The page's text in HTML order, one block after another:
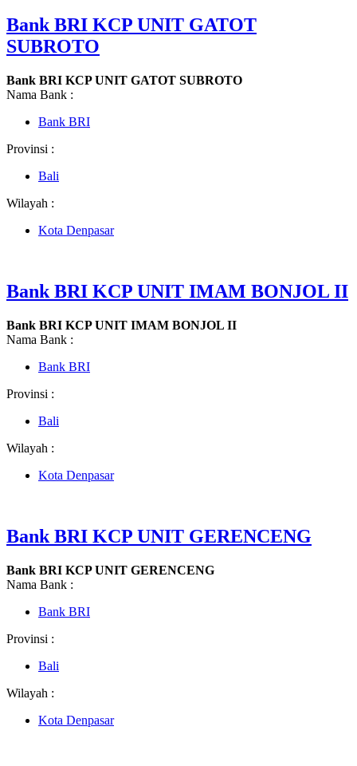
Bank BRI KCP UNIT GATOT
SUBROTO
Bank BRI KCP UNIT GATOT SUBROTO
Nama Bank :
Bank BRI
Provinsi :
Bali
Wilayah :
Kota Denpasar
Bank BRI KCP UNIT IMAM BONJOL II
Bank BRI KCP UNIT IMAM BONJOL II
Nama Bank :
Bank BRI
Provinsi :
Bali
Wilayah :
Kota Denpasar
Bank BRI KCP UNIT GERENCENG
Bank BRI KCP UNIT GERENCENG
Nama Bank :
Bank BRI
Provinsi :
Bali
Wilayah :
Kota Denpasar